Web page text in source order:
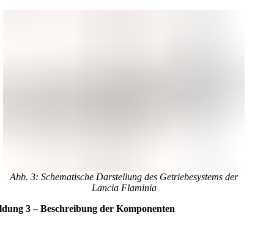
Abb. 3: Schematische Darstellung des Getriebesystems der
Lancia Flaminia
3 – Beschreibung der Komponenten